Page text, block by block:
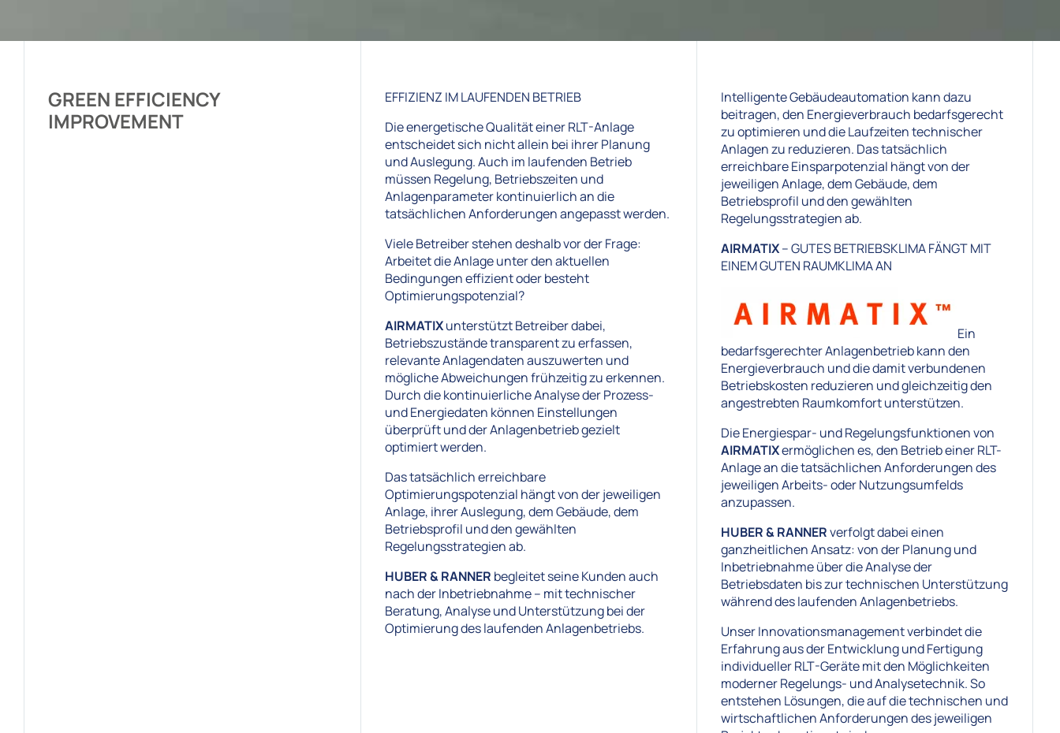
GREEN EFFICIENCY
IMPROVEMENT
EFFIZIENZ IM LAUFENDEN BETRIEB
Die energetische Qualität einer RLT-Anlage
entscheidet sich nicht allein bei ihrer Planung
und Auslegung. Auch im laufenden Betrieb
müssen Regelung, Betriebszeiten und
Anlagenparameter kontinuierlich an die
tatsächlichen Anforderungen angepasst werden.
Viele Betreiber stehen deshalb vor der Frage:
Arbeitet die Anlage unter den aktuellen
Bedingungen effizient oder besteht
Optimierungspotenzial?
AIRMATIXunterstützt Betreiber dabei,
Betriebszustände transparent zu erfassen,
relevante Anlagendaten auszuwerten und
mögliche Abweichungen frühzeitig zu erkennen.
Durch die kontinuierliche Analyse der Prozess-
und Energiedaten können Einstellungen
überprüft und der Anlagenbetrieb gezielt
optimiert werden.
Das tatsächlich erreichbare
Optimierungspotenzial hängt von der jeweiligen
Anlage, ihrer Auslegung, dem Gebäude, dem
Betriebsprofil und den gewählten
Regelungsstrategien ab.
HUBER & RANNER begleitet seine Kunden auch
nach der Inbetriebnahme – mit technischer
Beratung, Analyse und Unterstützung bei der
Optimierung des laufenden Anlagenbetriebs.
Intelligente Gebäudeautomation kann dazu
beitragen, den Energieverbrauch bedarfsgerecht
zu optimieren und die Laufzeiten technischer
Anlagen zu reduzieren. Das tatsächlich
erreichbare Einsparpotenzial hängt von der
jeweiligen Anlage, dem Gebäude, dem
Betriebsprofil und den gewählten
Regelungsstrategien ab.
AIRMATIX– GUTES BETRIEBSKLIMA FÄNGT MIT
EINEM GUTEN RAUMKLIMA AN
Ein
bedarfsgerechter Anlagenbetrieb kann den
Energieverbrauch und die damit verbundenen
Betriebskosten reduzieren und gleichzeitig den
angestrebten Raumkomfort unterstützen.
Die Energiespar- und Regelungsfunktionen von
AIRMATIXermöglichen es, den Betrieb einer RLT-
Anlage an die tatsächlichen Anforderungen des
jeweiligen Arbeits- oder Nutzungsumfelds
anzupassen.
HUBER & RANNERverfolgt dabei einen
ganzheitlichen Ansatz: von der Planung und
Inbetriebnahme über die Analyse der
Betriebsdaten bis zur technischen Unterstützung
während des laufenden Anlagenbetriebs.
Unser Innovationsmanagement verbindet die
Erfahrung aus der Entwicklung und Fertigung
individueller RLT-Geräte mit den Möglichkeiten
moderner Regelungs- und Analysetechnik. So
entstehen Lösungen, die auf die technischen und
wirtschaftlichen Anforderungen des jeweiligen